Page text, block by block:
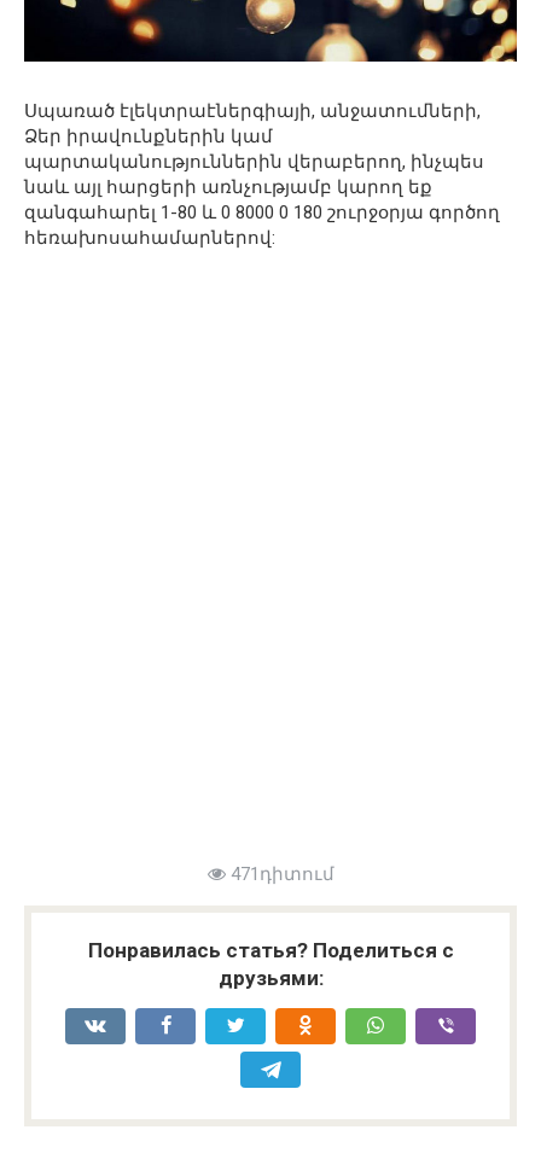
Սպառած էլեկտրաէներգիայի, անջատումների,
Ձեր իրավունքներին կամ
պարտականություններին վերաբերող, ինչպես
նաև այլ հարցերի առնչությամբ կարող եք
զանգահարել 1-80 և 0 8000 0 180 շուրջօրյա գործող
հեռախոսահամարներով:
471դիտում
Понравилась статья? Поделиться с
друзьями: